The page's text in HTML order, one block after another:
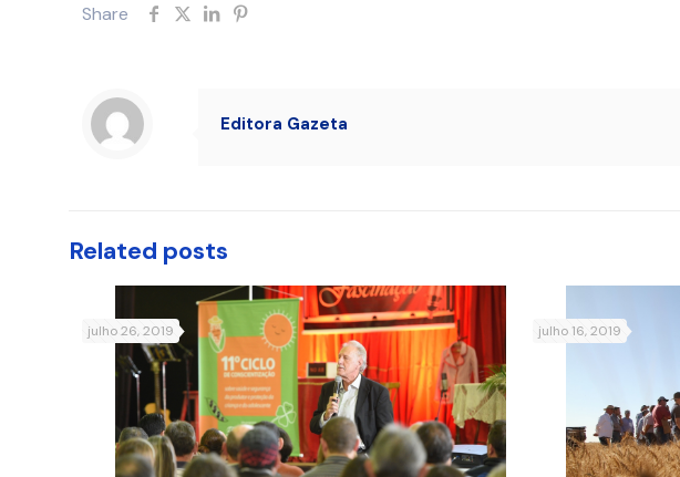
Share
Editora Gazeta
Related posts
julho 26, 2019 julho 16, 2019